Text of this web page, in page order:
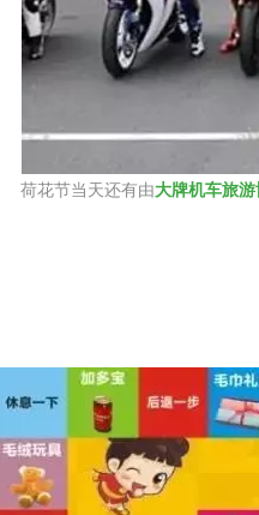
荷花节当天还有由大牌机车旅游